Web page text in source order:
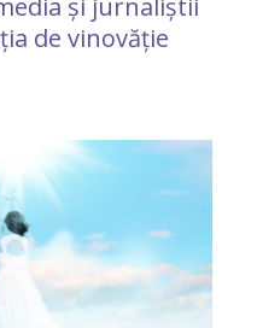
și jurnaliștii
de vinovăție